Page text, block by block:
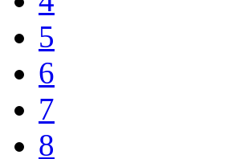
5
6
7
8